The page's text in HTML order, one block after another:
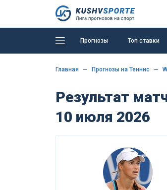
Прогнозы Топ ставки
Главная Прогнозы на Теннис
Результат
10 июля 2026